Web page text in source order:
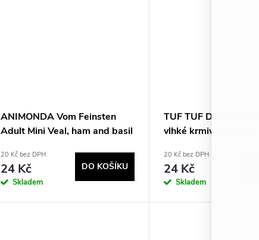
ANIMONDA Vom Feinsten
Adult Mini Veal, ham and basil
100g
20 Kč bez DPH
24 Kč
Skladem
DO KOŠÍKU
TUF TUF Duck with
vlhké krmivo pro psy
20 Kč bez DPH
24 Kč
Skladem